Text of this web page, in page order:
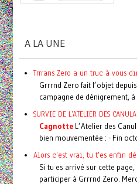
A LA UNE
Trrrans Zero a un truc à vous
Grrrnd Zero fait l’objet
campagne de dénigrement, à
SURVIE DE L'ATELIER DES
CagnotteL’Atelier des
bien mouvementée : - Fin
Alors c'est vrai, tu t'es enfin
Si tu es arrivé sur cette
participer à Grrrnd Zero.